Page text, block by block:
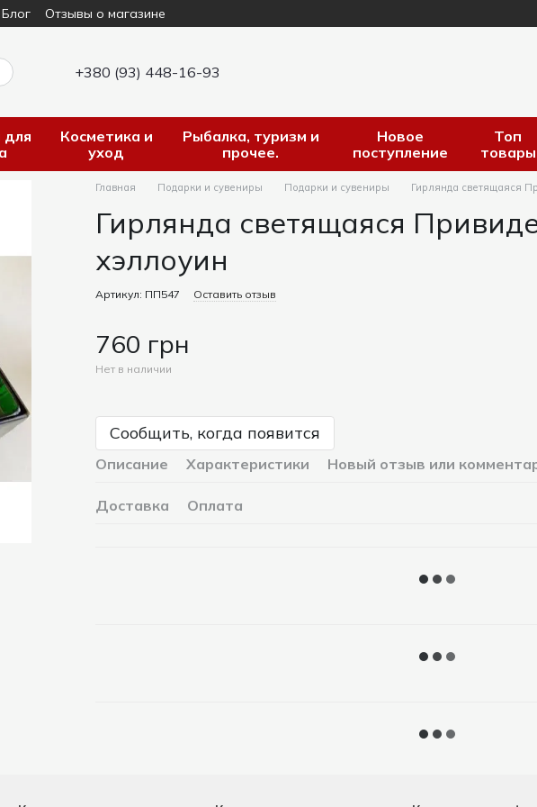
Блог Отзывы о магазине
+380 (93) 448-16-93
для
Косметика и
уход
Рыбалка, туризм и
прочее.
Новое
поступление
Топ
товары
Главная Подарки и сувениры Подарки и сувениры Гирлянда светящаяся
Гирлянда светящаяся
хэллоуин
Артикул: ПП547 Оставить отзыв
760 грн
Нет в наличии
Сообщить, когда появится
Описание Характеристики Новый отзыв или
Доставка Оплата